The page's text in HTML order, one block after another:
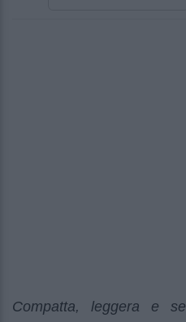
Compatta, leggera e